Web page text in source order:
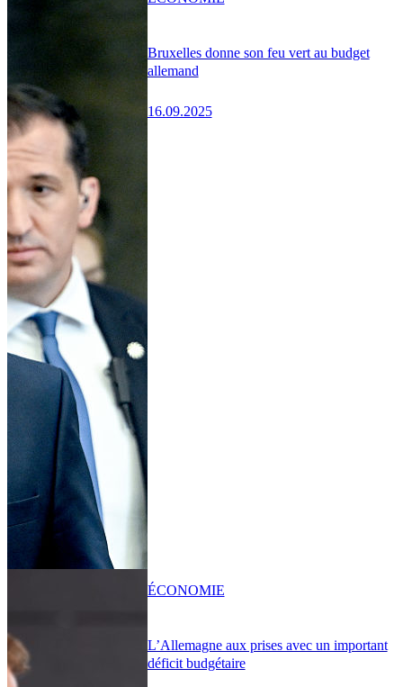
Bruxelles donne son feu vert au budget
allemand
16.09.2025
L’Allemagne aux prises avec un important
déficit budgétaire
ÉCONOMIE